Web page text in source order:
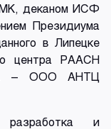
деканом ИСФ
Президиума
в Липецке
центра РААСН
г. – ООО АНТЦ
разработка и